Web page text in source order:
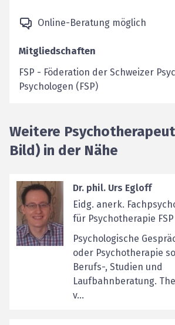
Online-Beratung möglich
Mitgliedschaften
FSP - Föderation der Schweizer
Psychologen (FSP)
Weitere
Bild) in der Nähe
Dr. phil. Urs Egloff
Eidg. anerk.
für Psychotherapie FSP
Psychologische
oder Psychotherapie
Berufs-, Studien und
Laufbahnberatung.
v...